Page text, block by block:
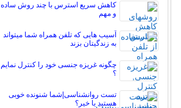
کاهش سریع استرس با چند روش ساده
و مهم
آسیب هایی که تلفن همراه شما میتواند
به زندگیتان بزند
چگونه غریزه جنسی خود را کنترل نمایم
؟
تست روانشناسی|شما شنونده خوبی
هستید یا خیر؟